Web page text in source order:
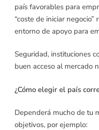
país favorables para
“coste de iniciar
entorno de apoyo para
Seguridad, instituciones
buen acceso al mercado
¿Cómo elegir el país
Dependerá mucho de tu
objetivos, por ejemplo: